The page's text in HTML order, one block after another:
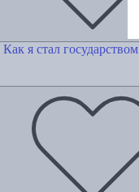
Как я стал государством